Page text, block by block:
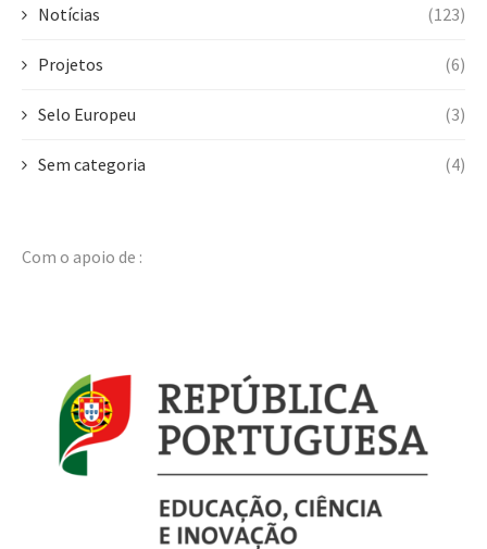
Notícias (123)
Projetos (6)
Selo Europeu (3)
Sem categoria (4)
Com o apoio de :